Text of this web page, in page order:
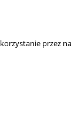
przez